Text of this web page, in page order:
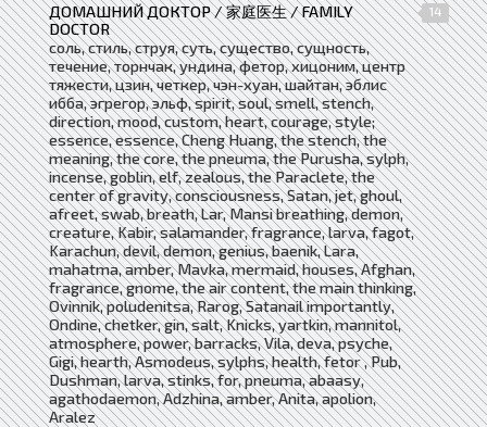
ДОМАШНИЙ ДОКТОР / 家庭医生 / FAMILY
DOCTOR
14
соль, стиль, струя, суть, существо, сущность,
течение, торнчак, ундина, фетор, хицоним, центр
тяжести, цзин, четкер, чэн-хуан, шайтан, эблис
ибба, эгрегор, эльф, spirit, soul, smell, stench,
direction, mood, custom, heart, courage, style;
essence, essence, Cheng Huang, the stench, the
meaning, the core, the pneuma, the Purusha, sylph,
incense, goblin, elf, zealous, the Paraclete, the
center of gravity, consciousness, Satan, jet, ghoul,
afreet, swab, breath, Lar, Mansi breathing, demon,
creature, Kabir, salamander, fragrance, larva, fagot,
Karachun, devil, demon, genius, baenik, Lara,
mahatma, amber, Mavka, mermaid, houses, Afghan,
fragrance, gnome, the air content, the main thinking,
Ovinnik, poludenitsa, Rarog, Satanail importantly,
Ondine, chetker, gin, salt, Knicks, yartkin, mannitol,
atmosphere, power, barracks, Vila, deva, psyche,
Gigi, hearth, Asmodeus, sylphs, health, fetor , Pub,
Dushman, larva, stinks, for, pneuma, abaasy,
agathodaemon, Adzhina, amber, Anita, apolion,
Aralez